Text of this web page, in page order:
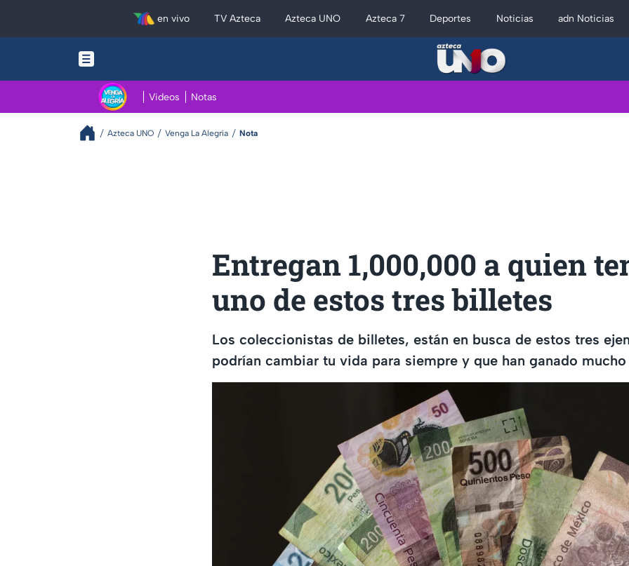
en vivo TV Azteca Azteca UNO Azteca 7 Deportes Noticias adn Noticias
Videos Notas
Azteca UNO Venga La Alegría Nota
Entregan 1,000,000 a quien
uno de estos tres billetes
Los coleccionistas de billetes, están en busca de estos tres
podrían cambiar tu vida para siempre y que han ganado